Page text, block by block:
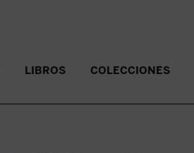
LIBROS COLECCIONES